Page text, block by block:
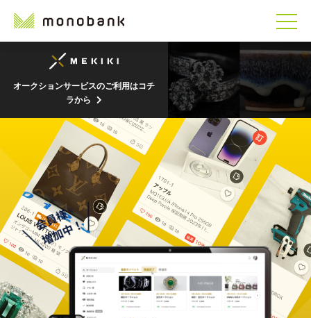
オークションサービスのご利用はコチ
ラから